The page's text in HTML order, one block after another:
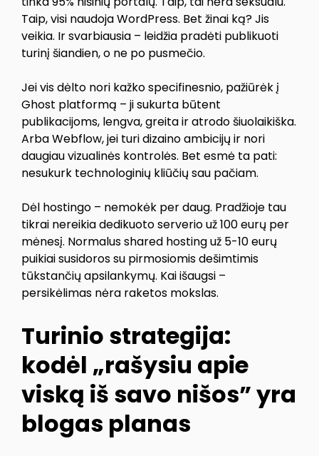
Taip, visi naudoja WordPress. Bet žinai ką? Jis
veikia. Ir svarbiausia – leidžia pradėti publikuoti
turinį šiandien, o ne po pusmečio.
Jei vis dėlto nori kažko specifinesnio, pažiūrėk į
Ghost platformą – ji sukurta būtent
publikacijoms, lengva, greita ir atrodo šiuolaikiška.
Arba Webflow, jei turi dizaino ambicijų ir nori
daugiau vizualinės kontrolės. Bet esmė ta pati:
nesukurk technologinių kliūčių sau pačiam.
Dėl hostingo – nemokėk per daug. Pradžioje tau
tikrai nereikia dedikuoto serverio už 100 eurų per
mėnesį. Normalus shared hosting už 5-10 eurų
puikiai susidoros su pirmosiomis dešimtimis
tūkstančių apsilankymų. Kai išaugsi –
persikėlimas nėra raketos mokslas.
Turinio strategija:
kodėl „rašysiu apie
viską iš savo nišos” yra
blogas planas